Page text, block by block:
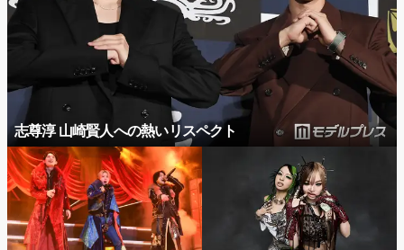
志尊淳 山崎賢人への熱いリスペクト